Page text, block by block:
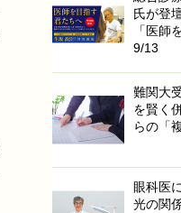
氏が登
「医師
9/13
難関大
を賢く
らの「
眼科医
光の関